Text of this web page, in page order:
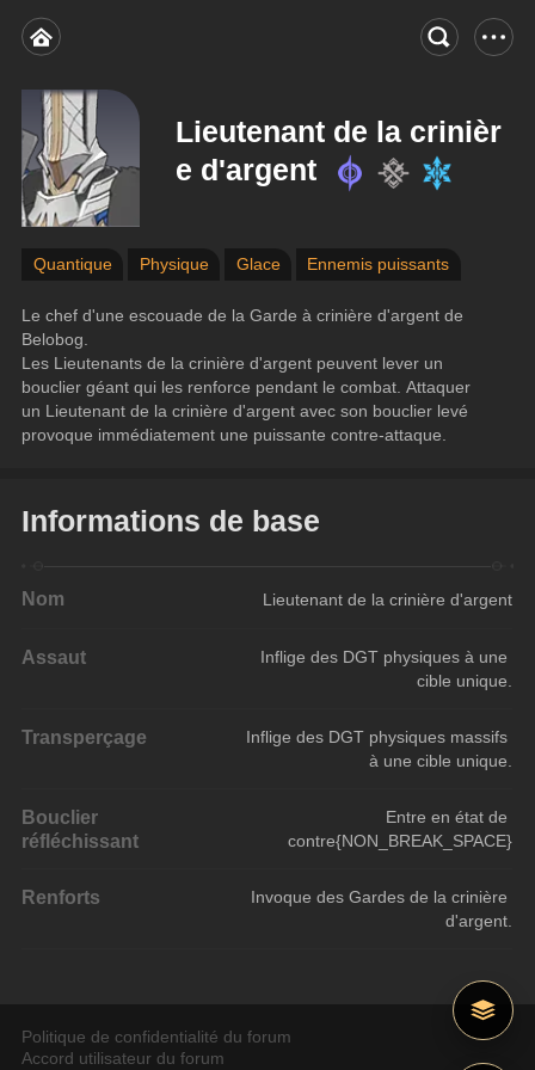
Lieutenant de la crinièr
e d'argent
Quantique Physique Glace Ennemis puissants
Le chef d'une escouade de la Garde à crinière d'argent de
Belobog.
Les Lieutenants de la crinière d'argent peuvent lever un
bouclier géant qui les renforce pendant le combat. Attaquer
un Lieutenant de la crinière d'argent avec son bouclier levé
provoque immédiatement une puissante contre-attaque.
Informations de base
Nom Lieutenant de la crinière d'argent
Assaut
Inflige des DGT physiques à une
cible unique.
Transperçage
Inflige des DGT physiques massifs
à une cible unique.
Bouclier
réfléchissant
Entre en état de
contre{NON_BREAK_SPACE}
Renforts
Invoque des Gardes de la crinière
d'argent.
Politique de confidentialité du forum
Accord utilisateur du forum